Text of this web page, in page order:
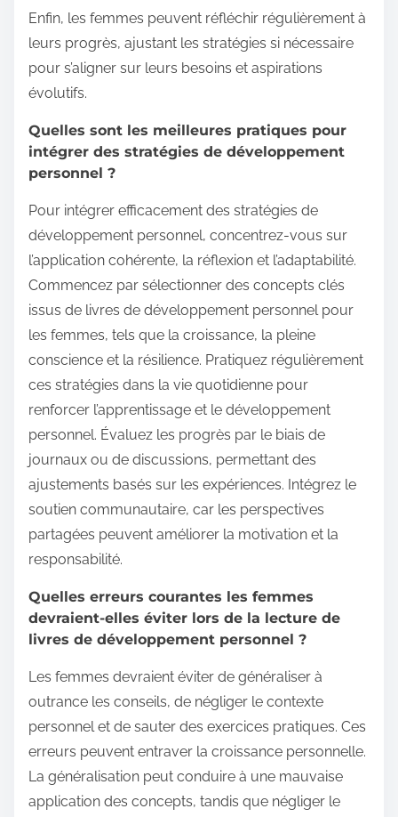
Enfin, les femmes peuvent réfléchir régulièrement à
leurs progrès, ajustant les stratégies si nécessaire
pour s’aligner sur leurs besoins et aspirations
évolutifs.
Quelles sont les meilleures pratiques pour
intégrer des stratégies de développement
personnel ?
Pour intégrer efficacement des stratégies de
développement personnel, concentrez-vous sur
l’application cohérente, la réflexion et l’adaptabilité.
Commencez par sélectionner des concepts clés
issus de livres de développement personnel pour
les femmes, tels que la croissance, la pleine
conscience et la résilience. Pratiquez régulièrement
ces stratégies dans la vie quotidienne pour
renforcer l’apprentissage et le développement
personnel. Évaluez les progrès par le biais de
journaux ou de discussions, permettant des
ajustements basés sur les expériences. Intégrez le
soutien communautaire, car les perspectives
partagées peuvent améliorer la motivation et la
responsabilité.
Quelles erreurs courantes les femmes
devraient-elles éviter lors de la lecture de
livres de développement personnel ?
Les femmes devraient éviter de généraliser à
outrance les conseils, de négliger le contexte
personnel et de sauter des exercices pratiques. Ces
erreurs peuvent entraver la croissance personnelle.
La généralisation peut conduire à une mauvaise
application des concepts, tandis que négliger le